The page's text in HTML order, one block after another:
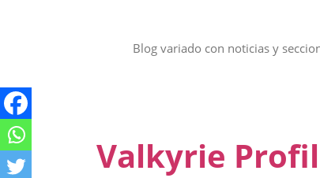
Blog variado con noticias y
Valkyrie